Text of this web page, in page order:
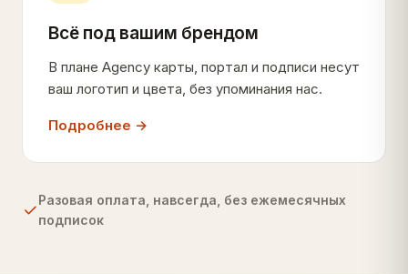
Всё под вашим брендом
В плане Agency карты, портал и подписи несут
ваш логотип и цвета, без упоминания нас.
Подробнее →
Разовая оплата, навсегда, без ежемесячных
подписок